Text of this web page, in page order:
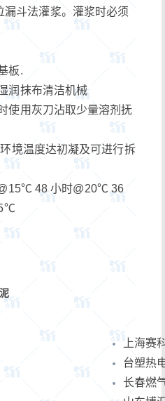
斗法灌浆。灌浆时必须
板.
润抹布清洁机械
使用灰刀沾取少量溶剂抚
境温度达初凝及可进行拆
48 小时@20℃ 36
上海赛
台塑热
长春燃